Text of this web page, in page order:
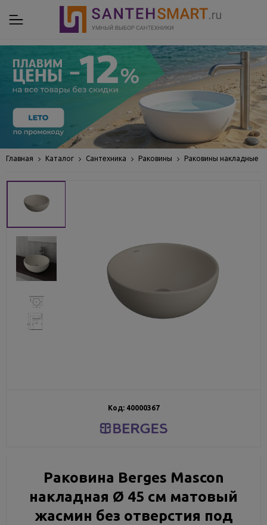
Главная Каталог Сантехника Раковины Раковины накладные
Код: 40000367
Раковина Berges Mascon
накладная Ø 45 см матовый
жасмин без отверстия под